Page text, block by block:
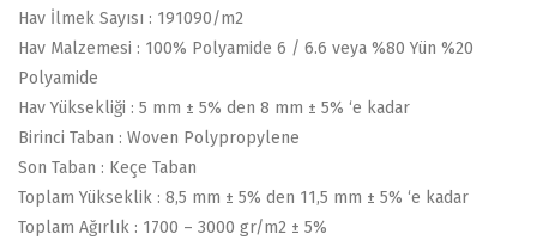
Hav İlmek Sayısı : 191090/m2
Hav Malzemesi : 100% Polyamide 6 / 6.6 veya %80 Yün %20
Polyamide
Hav Yüksekliği : 5 mm ± 5% den 8 mm ± 5% ‘e kadar
Birinci Taban : Woven Polypropylene
Son Taban : Keçe Taban
Toplam Yükseklik : 8,5 mm ± 5% den 11,5 mm ± 5% ‘e kadar
Toplam Ağırlık : 1700 – 3000 gr/m2 ± 5%